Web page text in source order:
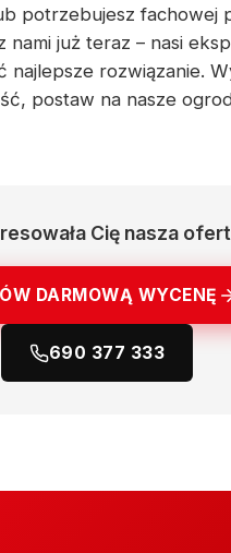
potrzebujesz fachowej
nami już teraz – nasi
najlepsze rozwiązanie.
postaw na nasze
Cię nasza
DARMOWĄ WYCENĘ
690 377 333